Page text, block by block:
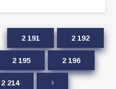
2 191 2 192
2 195 2 196
2 214